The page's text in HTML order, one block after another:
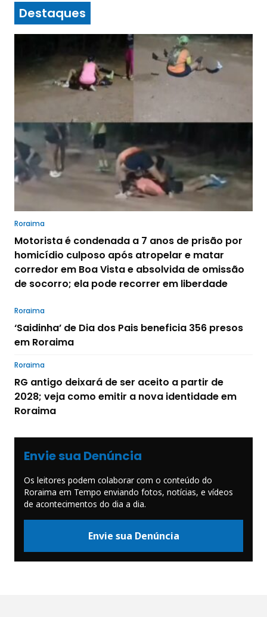
Destaques
Roraima
Motorista é condenada a 7 anos de prisão por
homicídio culposo após atropelar e matar
corredor em Boa Vista e absolvida de omissão
de socorro; ela pode recorrer em liberdade
Roraima
‘Saidinha’ de Dia dos Pais beneficia 356 presos
em Roraima
Roraima
RG antigo deixará de ser aceito a partir de
2028; veja como emitir a nova identidade em
Roraima
Envie sua Denúncia
Os leitores podem colaborar com o conteúdo do
Roraima em Tempo enviando fotos, notícias, e vídeos
de acontecimentos do dia a dia.
Envie sua Denúncia